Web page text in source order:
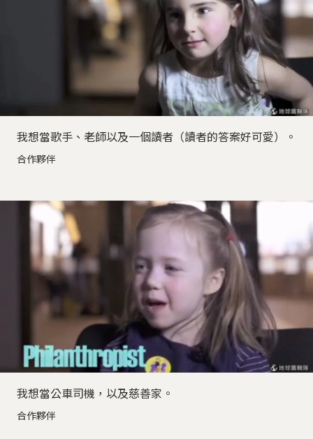
我想當歌手、老師以及一個讀者（讀者的答案好可愛）。
合作夥伴
我想當公車司機，以及慈善家。
合作夥伴